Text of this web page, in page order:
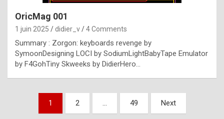
y
l
e
x
a
OricMag 001
1 juin 2025 didier_v 4 Comments
Summary : Zorgon: keyboards revenge by
SymoonDesigning LOCI by SodiumLightBabyTape Emulator
by F4GohTiny Skweeks by DidierHero…
Pagination
1 2 … 49 Next